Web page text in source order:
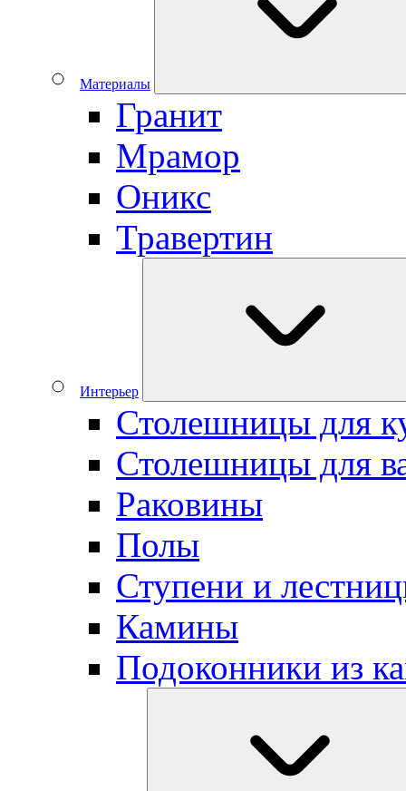
Материалы
Гранит
Мрамор
Оникс
Травертин
Интерьер
Столешницы для
Столешницы для
Раковины
Полы
Ступени и
Камины
Подоконники из